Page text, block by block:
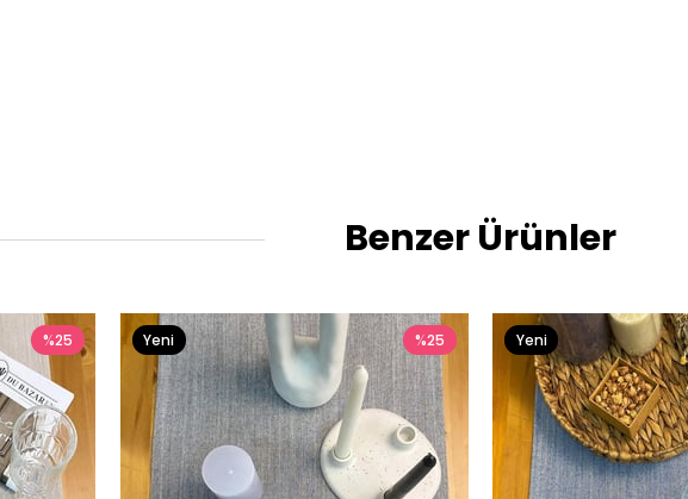
Benzer Ürünler
%25 %25
Yeni
Ürün
Yeni
Ürün